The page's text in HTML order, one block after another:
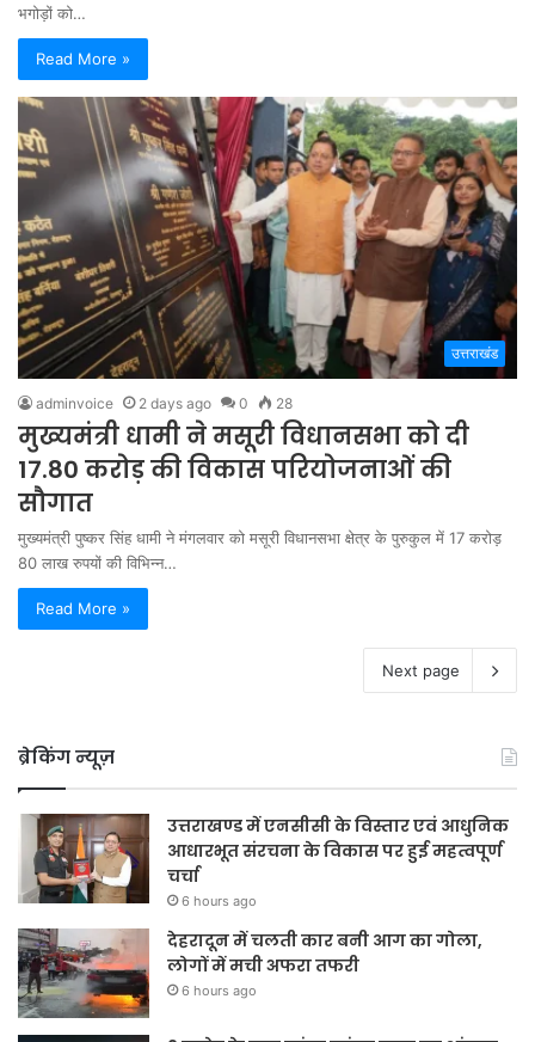
भगोड़ों को…
Read More »
उत्तराखंड
adminvoice 2 days ago 0 28
मुख्यमंत्री धामी ने मसूरी विधानसभा को दी
17.80 करोड़ की विकास परियोजनाओं की
सौगात
मुख्यमंत्री पुष्कर सिंह धामी ने मंगलवार को मसूरी विधानसभा क्षेत्र के पुरुकुल में 17 करोड़
80 लाख रुपयों की विभिन्न…
Read More »
Next page
ब्रेकिंग न्यूज़
उत्तराखण्ड में एनसीसी के विस्तार एवं आधुनिक
आधारभूत संरचना के विकास पर हुई महत्वपूर्ण
चर्चा
6 hours ago
देहरादून में चलती कार बनी आग का गोला,
लोगों में मची अफरा तफरी
6 hours ago